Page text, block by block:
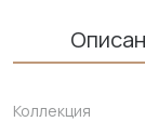
Коллекция